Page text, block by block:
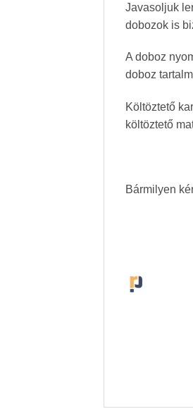
Javasoljuk
dobozok is
A doboz
doboz
Költöztető
költöztető
Bármilyen